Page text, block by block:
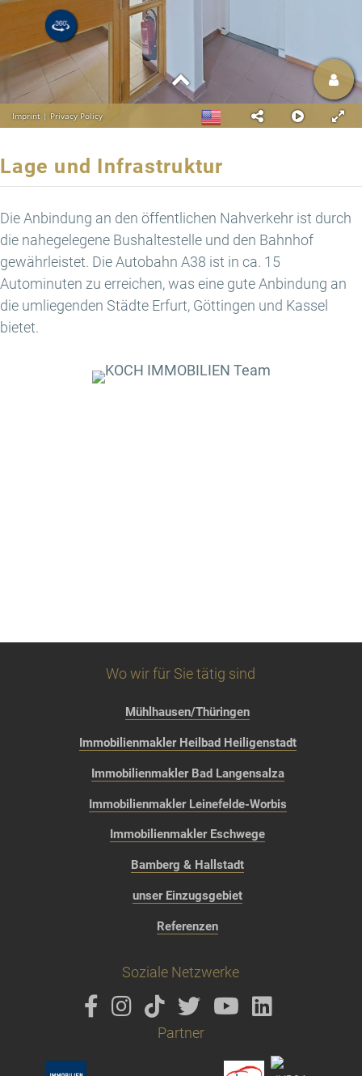
Lage und Infrastruktur
Die Anbindung an den öffentlichen Nahverkehr ist durch
die nahegelegene Bushaltestelle und den Bahnhof
gewährleistet. Die Autobahn A38 ist in ca. 15
Autominuten zu erreichen, was eine gute Anbindung an
die umliegenden Städte Erfurt, Göttingen und Kassel
bietet.
Wo wir für Sie tätig sind
Mühlhausen/Thüringen
Immobilienmakler Heilbad Heiligenstadt
Immobilienmakler Bad Langensalza
Immobilienmakler Leinefelde-Worbis
Immobilienmakler Eschwege
Bamberg & Hallstadt
unser Einzugsgebiet
Referenzen
Soziale Netzwerke
Partner